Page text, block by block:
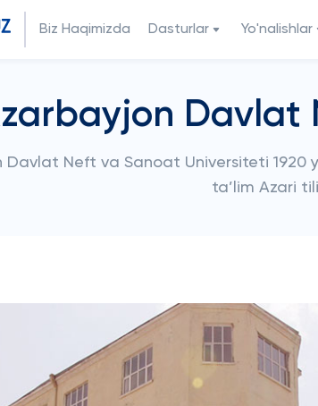
Biz Haqimizda Dasturlar Yo'nalishlar
Davlat
Davlat Neft va Sanoat Universiteti
ta’lim Azari